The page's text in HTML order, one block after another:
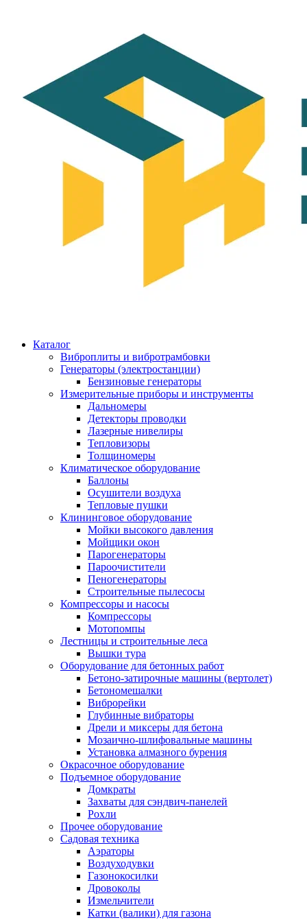
Каталог
Виброплиты и вибротрамбовки
Генераторы (электростанции)
Бензиновые генераторы
Измерительные приборы и инструменты
Дальномеры
Детекторы проводки
Лазерные нивелиры
Тепловизоры
Толщиномеры
Климатическое оборудование
Баллоны
Осушители воздуха
Тепловые пушки
Клининговое оборудование
Мойки высокого давления
Мойщики окон
Парогенераторы
Пароочистители
Пеногенераторы
Строительные пылесосы
Компрессоры и насосы
Компрессоры
Мотопомпы
Лестницы и строительные леса
Вышки тура
Оборудование для бетонных работ
Бетоно-затирочные машины (вертолет)
Бетономешалки
Виброрейки
Глубинные вибраторы
Дрели и миксеры для бетона
Мозаично-шлифовальные машины
Установка алмазного бурения
Окрасочное оборудование
Подъемное оборудование
Домкраты
Захваты для сэндвич-панелей
Рохли
Прочее оборудование
Садовая техника
Аэраторы
Воздуходувки
Газонокосилки
Дровоколы
Измельчители
Катки (валики) для газона